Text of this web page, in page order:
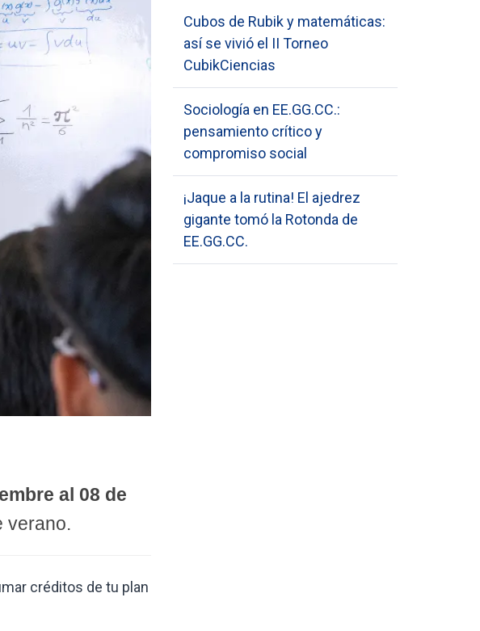
al 08 de
verano.
créditos de tu plan
Cubos de Rubik y matemáticas:
así se vivió el II Torneo
CubikCiencias
Sociología en EE.GG.CC.:
pensamiento crítico y
compromiso social
¡Jaque a la rutina! El ajedrez
gigante tomó la Rotonda de
EE.GG.CC.